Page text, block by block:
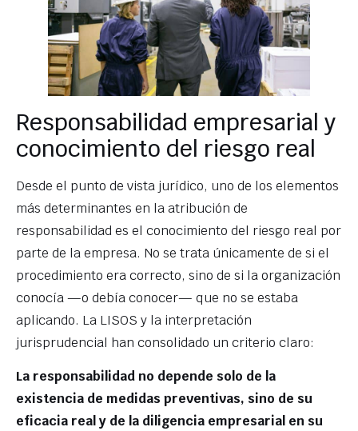
Responsabilidad empresarial y
conocimiento del riesgo real
Desde el punto de vista jurídico, uno de los elementos
más determinantes en la atribución de
responsabilidad es el conocimiento del riesgo real por
parte de la empresa. No se trata únicamente de si el
procedimiento era correcto, sino de si la organización
conocía —o debía conocer— que no se estaba
aplicando. La LISOS y la interpretación
jurisprudencial han consolidado un criterio claro:
La responsabilidad no depende solo de la
existencia de medidas preventivas, sino de su
eficacia real y de la diligencia empresarial en su